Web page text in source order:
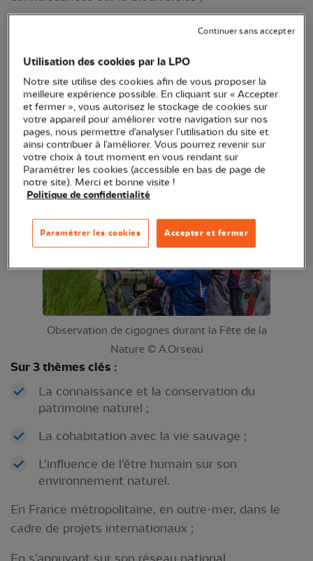
De manière transversale et partenariale ;
En étant la plus inclusive et proactive possible pour
aller au-devant de toutes les situations et de toute
la diversité des acteurs de la transition écologique,
y compris les publics les plus éloignés de son objet
social.
Observation de cigognes durant la Fête de la
Nature © A.Orseau
Sur 3 thèmes clés :
La connaissance et la conservation du
patrimoine naturel ;
La cohabitation avec la vie sauvage ;
L’influence de l’être humain sur son
environnement naturel.
En France métropolitaine, en outre-mer, dans le
cadre de projets internationaux ;
Utilisation des cookies par la LPO
Notre site utilise des cookies afin de vous proposer la
meilleure expérience possible. En cliquant sur « Accepter
et fermer », vous autorisez le stockage de cookies sur
votre appareil pour améliorer votre navigation sur nos
pages, nous permettre d’analyser l’utilisation du site et
ainsi contribuer à l’améliorer. Vous pourrez revenir sur
votre choix à tout moment en vous rendant sur
Paramétrer les cookies (accessible en bas de page de
notre site). Merci et bonne visite !
Politique de confidentialité
Accepter et fermer
Paramétrer les cookies
Continuer sans accepter